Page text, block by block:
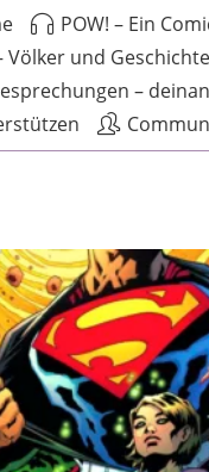
POW! – Ein
Völker und
–